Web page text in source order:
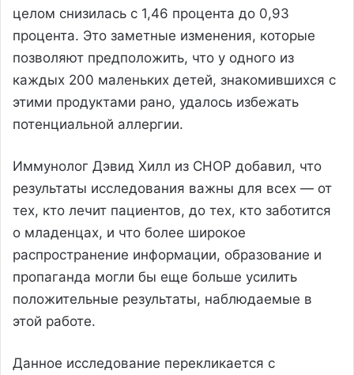
целом снизилась с 1,46 процента до 0,93
процента. Это заметные изменения, которые
позволяют предположить, что у одного из
каждых 200 маленьких детей, знакомившихся с
этими продуктами рано, удалось избежать
потенциальной аллергии.
Иммунолог Дэвид Хилл из CHOP добавил, что
результаты исследования важны для всех — от
тех, кто лечит пациентов, до тех, кто заботится
о младенцах, и что более широкое
распространение информации, образование и
пропаганда могли бы еще больше усилить
положительные результаты, наблюдаемые в
этой работе.
Данное исследование перекликается с